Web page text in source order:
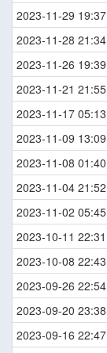
2023-11-29 19:37
2023-11-28 21:34
2023-11-26 19:39
2023-11-21 21:55
2023-11-17 05:13
2023-11-09 13:09
2023-11-08 01:40
2023-11-04 21:52
2023-11-02 05:45
2023-10-11 22:31
2023-10-08 22:43
2023-09-26 22:54
2023-09-20 23:38
2023-09-16 22:47